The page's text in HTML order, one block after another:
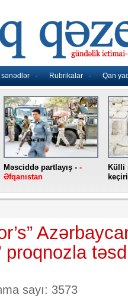
sənədlər Rubrikalar Qan
Məsciddə partlayış - -
Əfqanıstan
Külli
proqnozla
sayı: 3573